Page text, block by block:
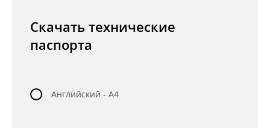
Скачать технические
паспорта
Английский - A4